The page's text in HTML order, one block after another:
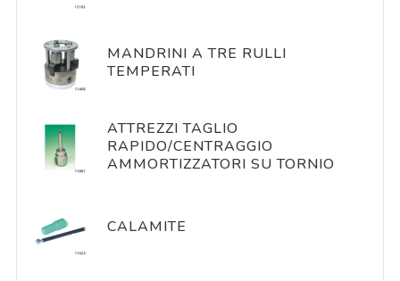
MANDRINI A TRE RULLI
TEMPERATI
ATTREZZI TAGLIO
RAPIDO/CENTRAGGIO
AMMORTIZZATORI SU TORNIO
CALAMITE